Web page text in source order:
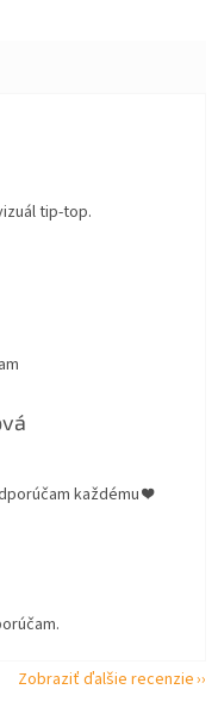
hviezdičiek.
tip-top.
hviezdičiek.
5 hviezdičiek.
každému ❤️
5 hviezdičiek.
Zobraziť ďalšie recenzie